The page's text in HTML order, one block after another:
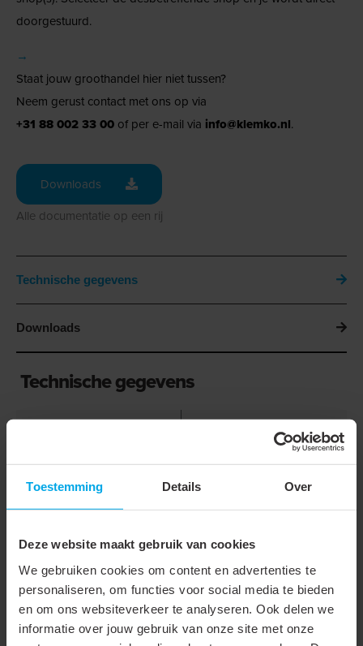
Toestemming Details Over
Deze website maakt gebruik van cookies
We gebruiken cookies om content en advertenties te
personaliseren, om functies voor social media te bieden
en om ons websiteverkeer te analyseren. Ook delen we
informatie over jouw gebruik van onze site met onze
doorgestuurd.
→
Staat jouw groothandel hier niet tussen?
Neem gerust contact met ons op via
+31 88 002 33 00 of per e-mail via info@klemko.nl.
Downloads
Alle documentatie op een rij
Technische gegevens
Downloads
Technische gegevens
Type
Ringkabelschoen
Nom. doorsnede
95 mm²
Aansluithoek
180° (horizontaal)
Aantal bevestigingsgaten
1
Kencode
18